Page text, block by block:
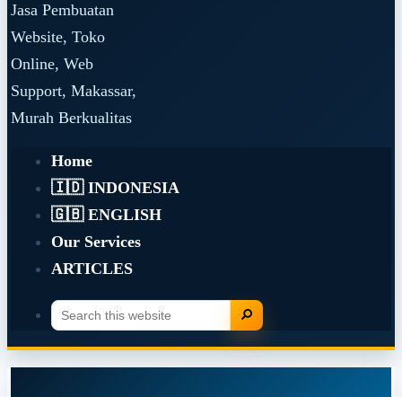
Jasa Pembuatan
Website, Toko
Online, Web
Support, Makassar,
Murah Berkualitas
Home
🇮🇩 INDONESIA
🇬🇧 ENGLISH
Our Services
ARTICLES
Search
website
Search